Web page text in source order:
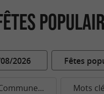
2026 Fêtes
Mots